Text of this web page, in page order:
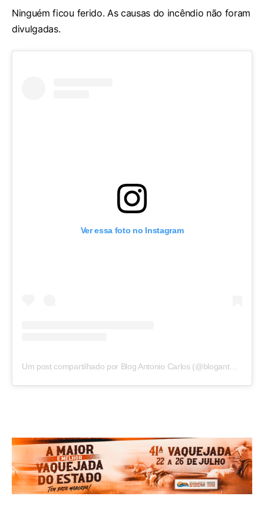
Ninguém ficou ferido. As causas do incêndio não foram
divulgadas.
Ver essa foto no Instagram
Um post compartilhado por Blog Antonio Carlos (@blogantoniocarlos)